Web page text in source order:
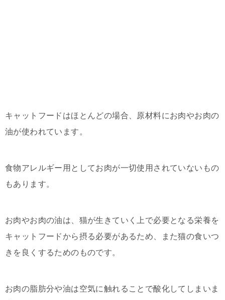
キャットフードはほとんどの場合、原材料にお肉やお肉の
油が使われています。
食物アレルギー用としてお肉が一切使用されていないもの
もあります。
お肉やお肉の油は、猫が生きていく上で必要となる栄養を
キャットフードから摂る必要があるため、また猫の食いつ
きを良くするためのものです。
お肉の脂肪分や油は空気に触れることで酸化してしまいま